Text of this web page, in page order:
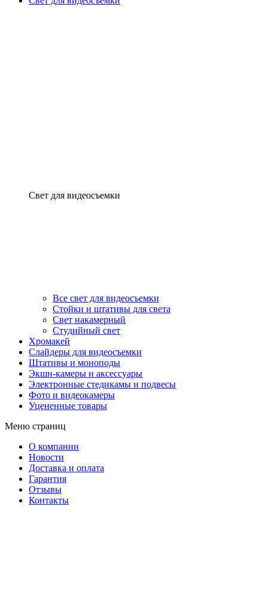
Свет для видеосъемки
Все свет для видеосъемки
Стойки и штативы для света
Свет накамерный
Студийный свет
Хромакей
Слайдеры для видеосъемки
Штативы и моноподы
Экшн-камеры и аксессуары
Электронные стедикамы и подвесы
Фото и видеокамеры
Уцененные товары
Меню страниц
О компании
Новости
Доставка и оплата
Гарантия
Отзывы
Контакты